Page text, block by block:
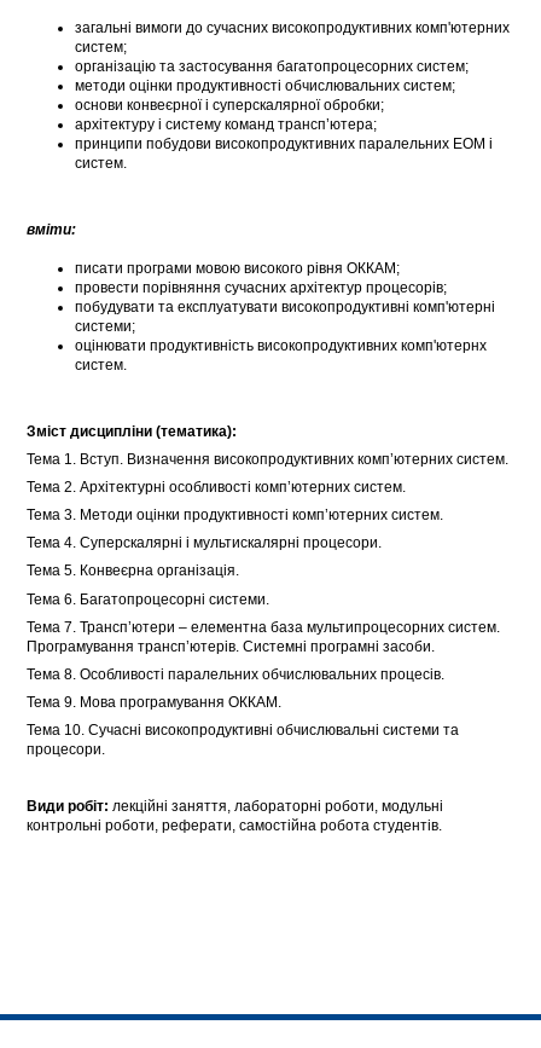
загальні вимоги до сучасних високопродуктивних комп'ютерних
систем;
організацію та застосування багатопроцесорних систем;
методи оцінки продуктивності обчислювальних систем;
основи конвеєрної і суперскалярної обробки;
архітектуру і систему команд трансп’ютера;
принципи побудови високопродуктивних паралельних ЕОМ і
систем.
вміти:
писати програми мовою високого рівня ОККАМ;
провести порівняння сучасних архітектур процесорів;
побудувати та експлуатувати високопродуктивні комп'ютерні
системи;
оцінювати продуктивність високопродуктивних комп'ютернх
систем.
Зміст дисципліни (тематика):
Тема 1. Вступ. Визначення високопродуктивних комп’ютерних систем.
Тема 2. Архітектурні особливості комп’ютерних систем.
Тема 3. Методи оцінки продуктивності комп’ютерних систем.
Тема 4. Суперскалярні і мультискалярні процесори.
Тема 5. Конвеєрна організація.
Тема 6. Багатопроцесорні системи.
Тема 7. Трансп’ютери – елементна база мультипроцесорних систем.
Програмування трансп’ютерів. Системні програмні засоби.
Тема 8. Особливості паралельних обчислювальних процесів.
Тема 9. Мова програмування ОККАМ.
Тема 10. Сучасні високопродуктивні обчислювальні системи та
процесори.
Види робіт: лекційні заняття, лабораторні роботи, модульні
контрольні роботи, реферати, самостійна робота студентів.